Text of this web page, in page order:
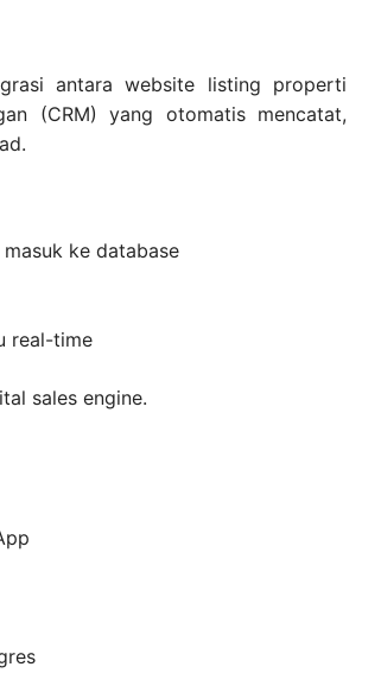
antara website listing properti
(CRM) yang otomatis mencatat,
ke database
real-time
sales engine.